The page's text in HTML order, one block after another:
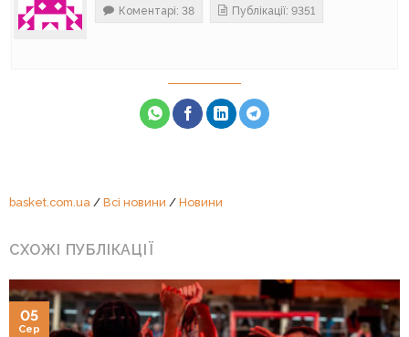
Коментарі: 38 Публікації: 9351
basket.com.ua/ Всі новини / Новини
СХОЖІ ПУБЛІКАЦІЇ
05
Сер